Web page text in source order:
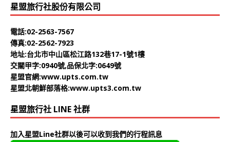
星盟旅行社股份有限公司
電話:02-2563-7567
傳真:02-2562-7923
地址:台北市中山區松江路132巷17-1號1樓
交關甲字:0940號,品保北字:0649號
星盟官網:www.upts.com.tw
星盟北朝鮮部落格:www.upts3.com.tw
星盟旅行社 LINE 社群
加入星盟Line社群以後可以收到我們的行程訊息